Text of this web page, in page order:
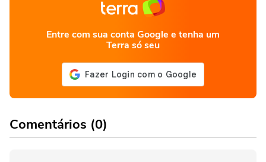
Entre com sua conta Google e tenha um
Terra só seu
Comentários (0)